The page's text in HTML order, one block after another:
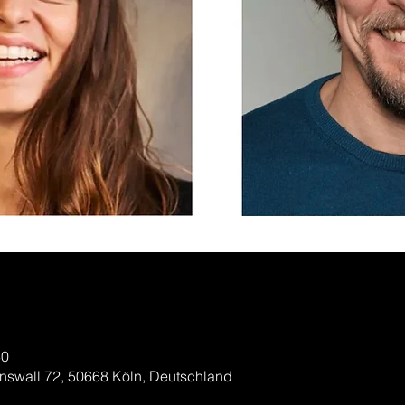
72, 50668 Köln, Deutschland